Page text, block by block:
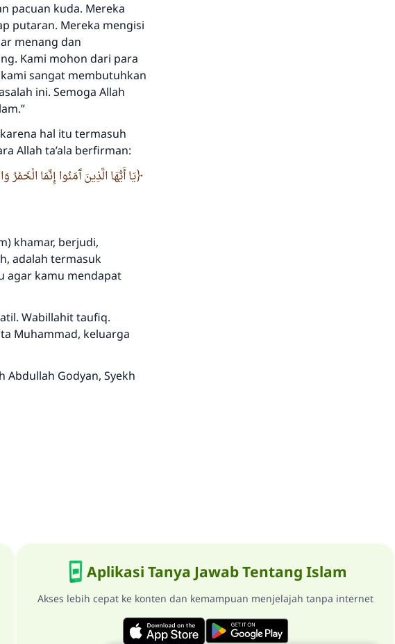
pacuan kuda. Mereka
putaran. Mereka mengisi
menang dan
Kami mohon dari para
sangat membutuhkan
ini. Semoga Allah
hal itu termasuh
Allah ta’ala berfirman:
يَا أَيُّهَا الَّذِينَ آَمَنُوا إِنَّمَا
khamar, berjudi,
adalah termasuk
agar kamu mendapat
Wabillahit taufiq.
Muhammad, keluarga
Abdullah Godyan, Syekh
Aplikasi Tanya Jawab Tentang Islam
Akses lebih cepat ke konten dan kemampuan menjelajah tanpa internet